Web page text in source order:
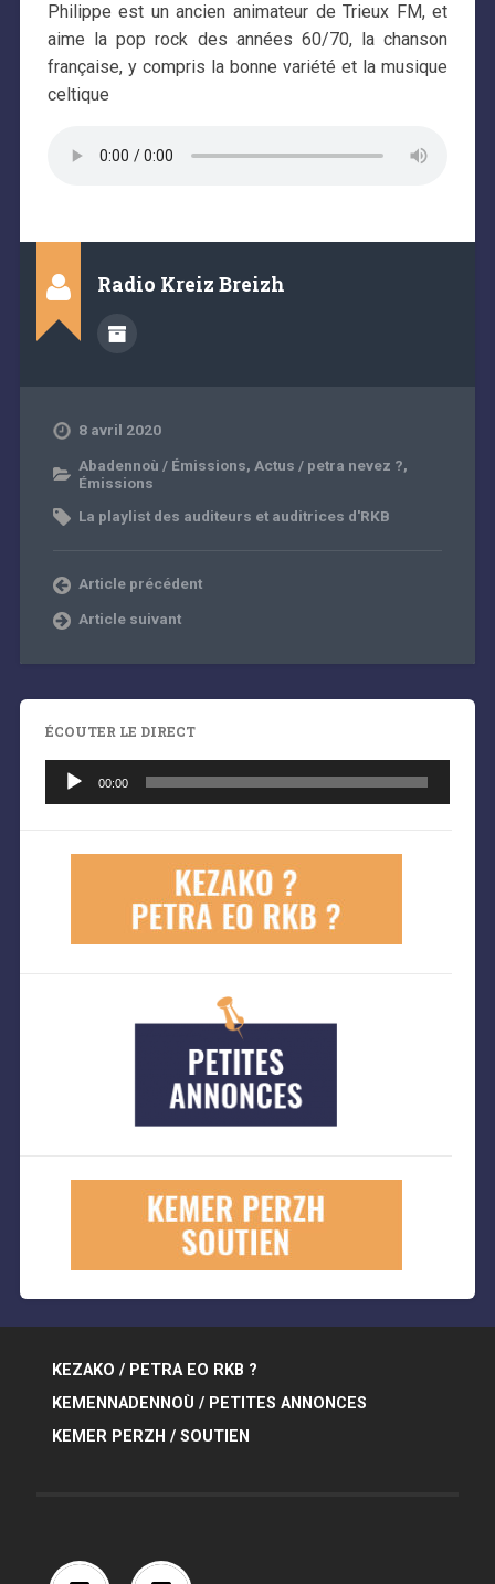
Philippe est un ancien animateur de Trieux FM, et
aime la pop rock des années 60/70, la chanson
française, y compris la bonne variété et la musique
celtique
Radio Kreiz Breizh
8 avril 2020
Abadennoù / Émissions, Actus / petra nevez ?,
Émissions
La playlist des auditeurs et auditrices d'RKB
Article précédent
Article suivant
ÉCOUTER LE DIRECT
Lecteur
audio
00:00
KEZAKO / PETRA EO RKB ?
KEMENNADENNOÙ / PETITES ANNONCES
KEMER PERZH / SOUTIEN